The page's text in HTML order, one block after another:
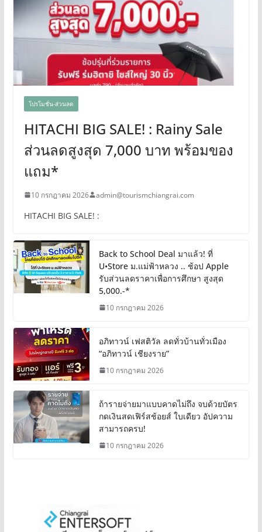
โปรโมชั่น-ส่วนลด
HITACHI BIG SALE! : Rainy Sale
ส่วนลดสูงสุด 7,000 บาท พร้อมของ
แถม*
10 กรกฎาคม 2026 admin@tourismchiangrai.com
HITACHI BIG SALE! :
Back to School Deal มาแล้ว! ที่
U•Store ม.แม่ฟ้าหลวง .. ช้อป Apple
รับส่วนลดราคาเพื่อการศึกษา สูงสุด
5,000.-*
10 กรกฎาคม 2026
อภิทาวน์ เฟสติวัล ลดทั่วบ้านทั่วเมือง
“อภิทาวน์ เชียงราย”
10 กรกฎาคม 2026
ถ้ารายจ่ายมาแบบคาดไม่ถึง จบด้วยบัตร
กดเงินสดเฟิร์สช้อยส์ ใบเดียว อัปความ
สามารถครบ!
10 กรกฎาคม 2026